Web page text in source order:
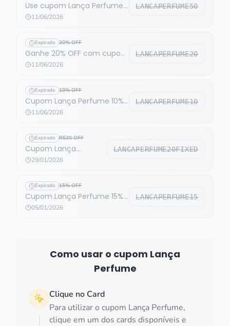
Use cupom Lança Perfume
e economize R$50
11/06/2026
LANCAPERFUME50
Expirado 20% OFF
Ganhe 20% OFF com cupom
Lança Perfume
11/06/2026
LANCAPERFUME20
Expirado 10% OFF
Cupom Lança Perfume 10%
OFF em todo site
11/06/2026
LANCAPERFUME10
Expirado R$20 OFF
Cupom Lança
Perfume R$20 OFF
29/01/2026
LANCAPERFUME20FIXED
Expirado 15% OFF
Cupom Lança Perfume 15%
OFF05/01/2026
LANCAPERFUME15
Como usar o cupom Lança
Perfume
Clique no Card
Para utilizar o cupom Lança Perfume,
clique em um dos cards disponíveis e